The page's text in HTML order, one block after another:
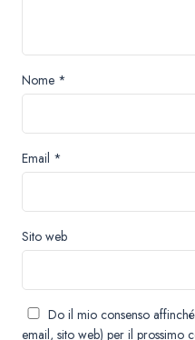
Nome *
Email *
Sito web
Do il mio consenso
email, sito web) per il prossimo